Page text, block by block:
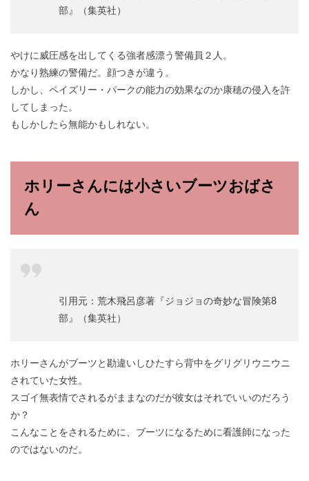
部』（集英社）
やけに威圧感を出してくる強者感漂う警備員２人。
かなり熟練の警備だ。顔つきが違う。
しかし、ペイズリー・パークの能力の効果なのか康穂の侵入を許
してしまった。
もしかしたら無能かもしれない。
ホリーさんには小さいブーツおばさ
ん
引用元：荒木飛呂彦著『ジョジョの奇妙な冒険第8
部』（集英社）
ホリーさんがブーツと勘違いしひたすら背中をグリグリウニウニ
されていた女性。
スゴイ無表情でされるがままなのだが彼女はそれでいいのだろう
か？
こんなことをされるために、ブーツになるために看護師になった
のではないのだ。